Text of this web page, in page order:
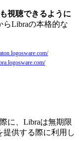
視聴できるように
らLibraの本格的な
に、Libraは無期限
提供する際に利用し